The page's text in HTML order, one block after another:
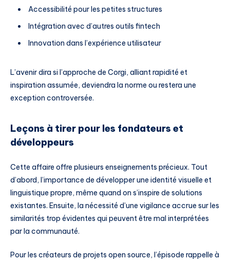
Accessibilité pour les petites structures
Intégration avec d’autres outils fintech
Innovation dans l’expérience utilisateur
L’avenir dira si l’approche de Corgi, alliant rapidité et
inspiration assumée, deviendra la norme ou restera une
exception controversée.
Leçons à tirer pour les fondateurs et
développeurs
Cette affaire offre plusieurs enseignements précieux. Tout
d’abord, l’importance de développer une identité visuelle et
linguistique propre, même quand on s’inspire de solutions
existantes. Ensuite, la nécessité d’une vigilance accrue sur les
similarités trop évidentes qui peuvent être mal interprétées
par la communauté.
Pour les créateurs de projets open source, l’épisode rappelle à